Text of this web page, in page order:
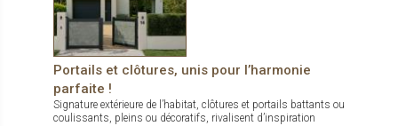
Portails et clôtures, unis pour l’harmonie
parfaite !
Signature extérieure de l’habitat, clôtures et portails battants ou
coulissants, pleins ou décoratifs, rivalisent d’inspiration